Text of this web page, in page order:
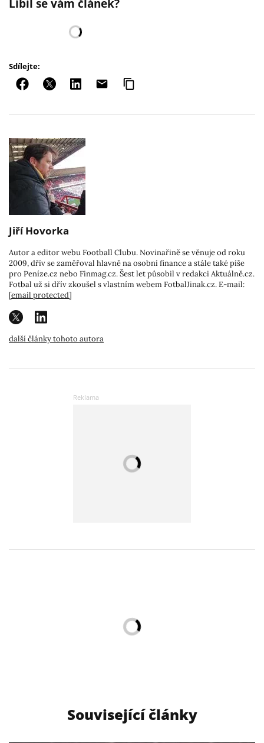
Líbil se vám článek?
Sdílejte:
Jiří Hovorka
Autor a editor webu Football Clubu. Novinařině se věnuje od roku
2009, dřív se zaměřoval hlavně na osobní finance a stále také píše
pro Peníze.cz nebo Finmag.cz. Šest let působil v redakci Aktuálně.cz.
Fotbal už si dřív zkoušel s vlastním webem FotbalJinak.cz. E-mail:
[email protected]
další články tohoto autora
Související články